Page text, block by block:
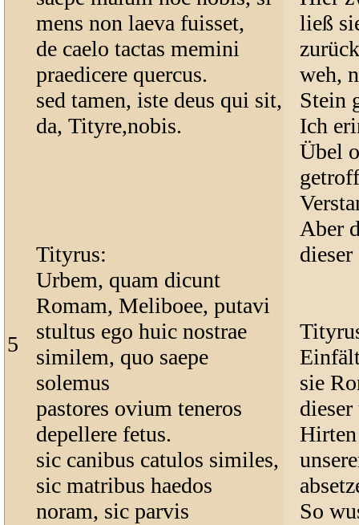
5
mens non laeva fuisset,
de caelo tactas memini
praedicere quercus.
sed tamen, iste deus qui sit,
da, Tityre,nobis.
Tityrus:
Urbem, quam dicunt
Romam, Meliboee, putavi
stultus ego huic nostrae
similem, quo saepe
solemus
pastores ovium teneros
depellere fetus.
sic canibus catulos similes,
sic matribus haedos
noram, sic parvis
ließ
weh,
Stein
Ich
Übel
Aber
sie
So